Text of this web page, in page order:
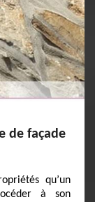
de façade
qu’un
à son